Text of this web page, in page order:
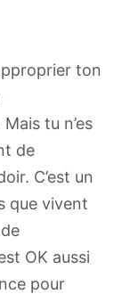
ton
tu n’es
de
C’est un
que vivent
OK aussi
pour